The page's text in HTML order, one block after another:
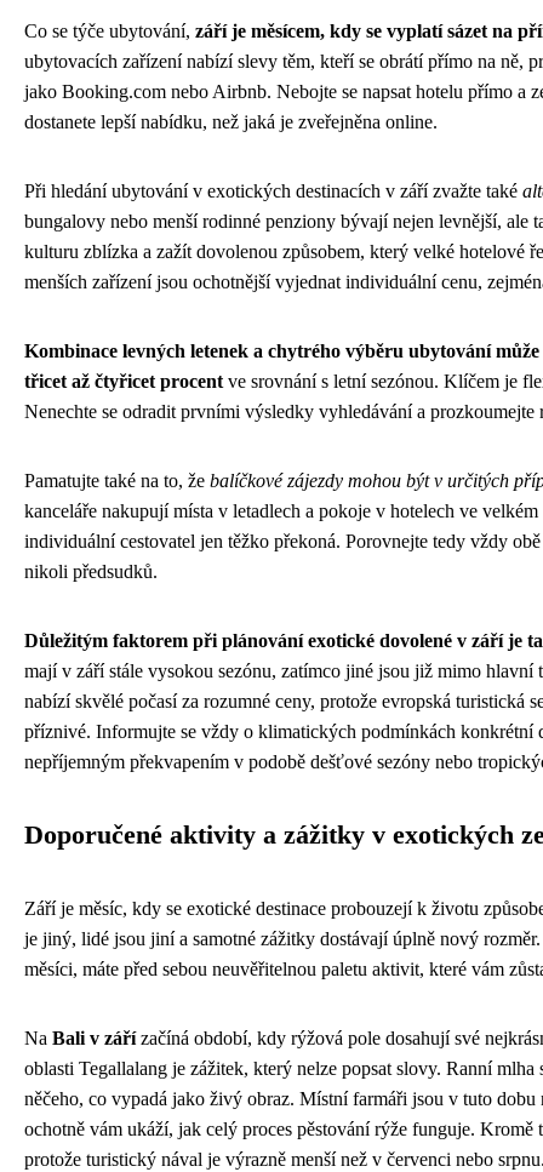
Co se týče ubytování, září je měsícem, kdy se vyplatí sázet na
ubytovacích zařízení nabízí slevy těm, kteří se obrátí přímo na ně,
jako Booking.com nebo Airbnb. Nebojte se napsat hotelu přímo a
dostanete lepší nabídku, než jaká je zveřejněna online.
Při hledání ubytování v exotických destinacích v září zvažte také
bungalovy nebo menší rodinné penziony bývají nejen levnější, ale
kulturu zblízka a zažít dovolenou způsobem, který velké hotelové
menších zařízení jsou ochotnější vyjednat individuální cenu,
Kombinace levných letenek a chytrého výběru ubytování
třicet až čtyřicet procent ve srovnání s letní sezónou. Klíčem je
Nenechte se odradit prvními výsledky vyhledávání a prozkoumejte
Pamatujte také na to, že balíčkové zájezdy mohou být v určitých
kanceláře nakupují místa v letadlech a pokoje v hotelech ve
individuální cestovatel jen těžko překoná. Porovnejte tedy vždy
nikoli předsudků.
Důležitým faktorem při plánování exotické dovolené v září je
mají v září stále vysokou sezónu, zatímco jiné jsou již mimo
nabízí skvělé počasí za rozumné ceny, protože evropská turistická
příznivé. Informujte se vždy o klimatických podmínkách konkrétní
nepříjemným překvapením v podobě dešťové sezóny nebo
Doporučené aktivity a zážitky v exotických
Září je měsíc, kdy se exotické destinace probouzejí k životu
je jiný, lidé jsou jiní a samotné zážitky dostávají úplně nový
měsíci, máte před sebou neuvěřitelnou paletu aktivit, které vám
Na Bali v zářízačíná období, kdy rýžová pole dosahují své
oblasti Tegallalang je zážitek, který nelze popsat slovy. Ranní
něčeho, co vypadá jako živý obraz. Místní farmáři jsou v tuto
ochotně vám ukáží, jak celý proces pěstování rýže funguje. Kromě
protože turistický nával je výrazně menší než v červenci nebo